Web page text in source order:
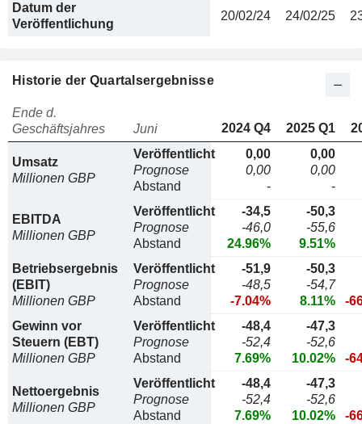
Datum der
Veröffentlichung
20/02/24 24/02/25
Historie der Quartalsergebnisse
Ende d.
Geschäftsjahres
Juni 2024 Q4 2025 Q1
Umsatz
Millionen GBP
Veröffentlicht
Prognose
Abstand
0,00
0,00
-
0,00
0,00
-
EBITDA
Millionen GBP
Veröffentlicht
Prognose
Abstand
-34,5
-46,0
24.96%
-50,3
-55,6
9.51%
Betriebsergebnis
(EBIT)
Millionen GBP
Veröffentlicht
Prognose
Abstand
-51,9
-48,5
-7.04%
-50,3
-54,7
8.11%
-
Gewinn vor
Steuern (EBT)
Millionen GBP
Veröffentlicht
Prognose
Abstand
-48,4
-52,4
7.69%
-47,3
-52,6
10.02%
-
Nettoergebnis
Millionen GBP
Veröffentlicht
Prognose
Abstand
-48,4
-52,4
7.69%
-47,3
-52,6
10.02%
-